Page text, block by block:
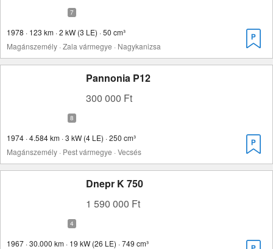
1978 · 123 km · 2 kW (3 LE) · 50 cm³
Magánszemély · Zala vármegye · Nagykanizsa
Pannonia P12
300 000 Ft
1974 · 4.584 km · 3 kW (4 LE) · 250 cm³
Magánszemély · Pest vármegye · Vecsés
Dnepr K 750
1 590 000 Ft
1967 · 30.000 km · 19 kW (26 LE) · 749 cm³